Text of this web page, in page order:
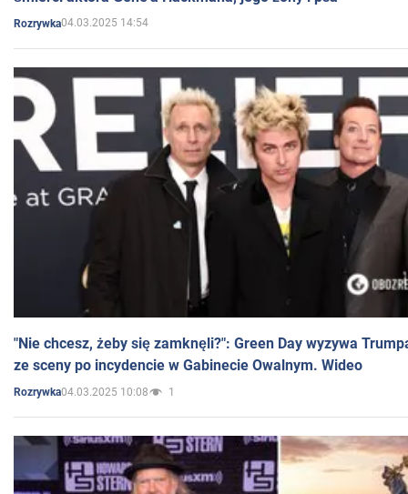
Rozrywka04.03.2025 14:54
"Nie chcesz, żeby się zamknęli?": Green Day wyzywa
ze sceny po incydencie w Gabinecie Owalnym. Wideo
Rozrywka04.03.2025 10:08 1